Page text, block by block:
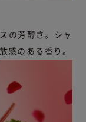
の芳醇さ。シャ
感のある香り。